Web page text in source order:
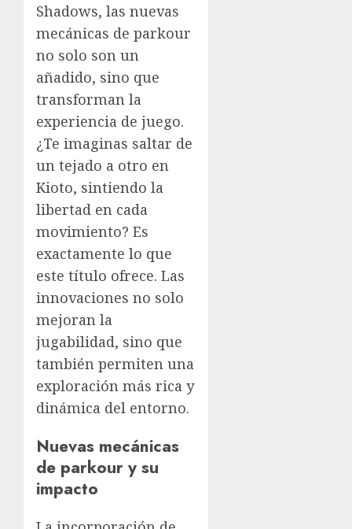
Shadows, las nuevas
mecánicas de parkour
no solo son un
añadido, sino que
transforman la
experiencia de juego.
¿Te imaginas saltar de
un tejado a otro en
Kioto, sintiendo la
libertad en cada
movimiento? Es
exactamente lo que
este título ofrece. Las
innovaciones no solo
mejoran la
jugabilidad, sino que
también permiten una
exploración más rica y
dinámica del entorno.
Nuevas mecánicas
de parkour y su
impacto